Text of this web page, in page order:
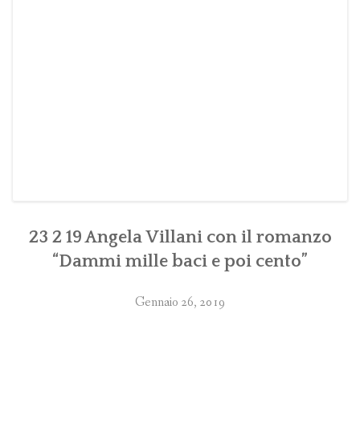
23 2 19 Angela Villani con il romanzo
“Dammi mille baci e poi cento”
Gennaio 26, 2019